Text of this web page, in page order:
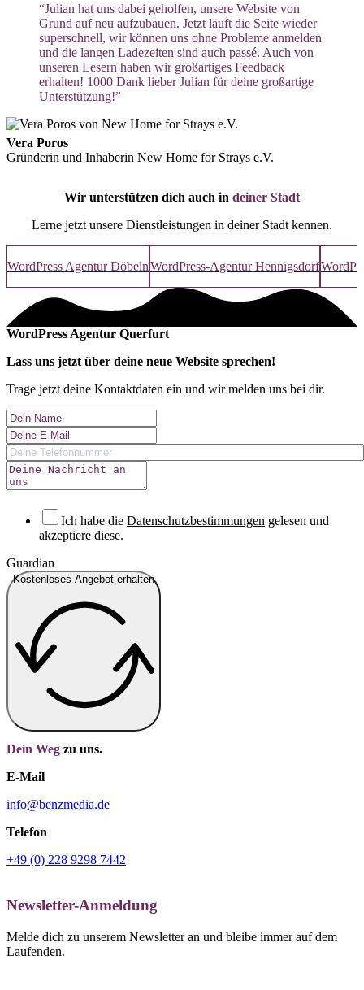
“Julian hat uns dabei geholfen, unsere Website von
Grund auf neu aufzubauen. Jetzt läuft die Seite wieder
superschnell, wir können uns ohne Probleme anmelden
und die langen Ladezeiten sind auch passé. Auch von
unseren Lesern haben wir großartiges Feedback
erhalten! 1000 Dank lieber Julian für deine großartige
Unterstützung!”
Vera Poros
Gründerin und Inhaberin New Home for Strays e.V.
Wir unterstützen dich auch in deiner Stadt
Lerne jetzt unsere Dienstleistungen in deiner Stadt kennen.
WordPress Agentur DöbelnWordPress-Agentur Hennigsdorf
WordPress Agentur Querfurt
Lass uns jetzt über deine neue Website sprechen!
Trage jetzt deine Kontaktdaten ein und wir melden uns bei dir.
Ich habe die Datenschutzbestimmungen gelesen und
akzeptiere diese.
Guardian
Kostenloses Angebot erhalten
Dein Weg zu uns.
E-Mail
info@benzmedia.de
Telefon
+49 (0) 228 9298 7442
Newsletter-Anmeldung
Melde dich zu unserem Newsletter an und bleibe immer auf dem
Laufenden.